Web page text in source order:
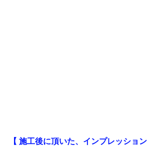
【 施工後に頂いた、インプレッション